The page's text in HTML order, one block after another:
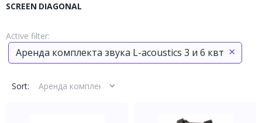
SCREEN DIAGONAL
Sort:
Active filter:
Аренда комплекта звука L-acoustics 3 и 6 квт ×